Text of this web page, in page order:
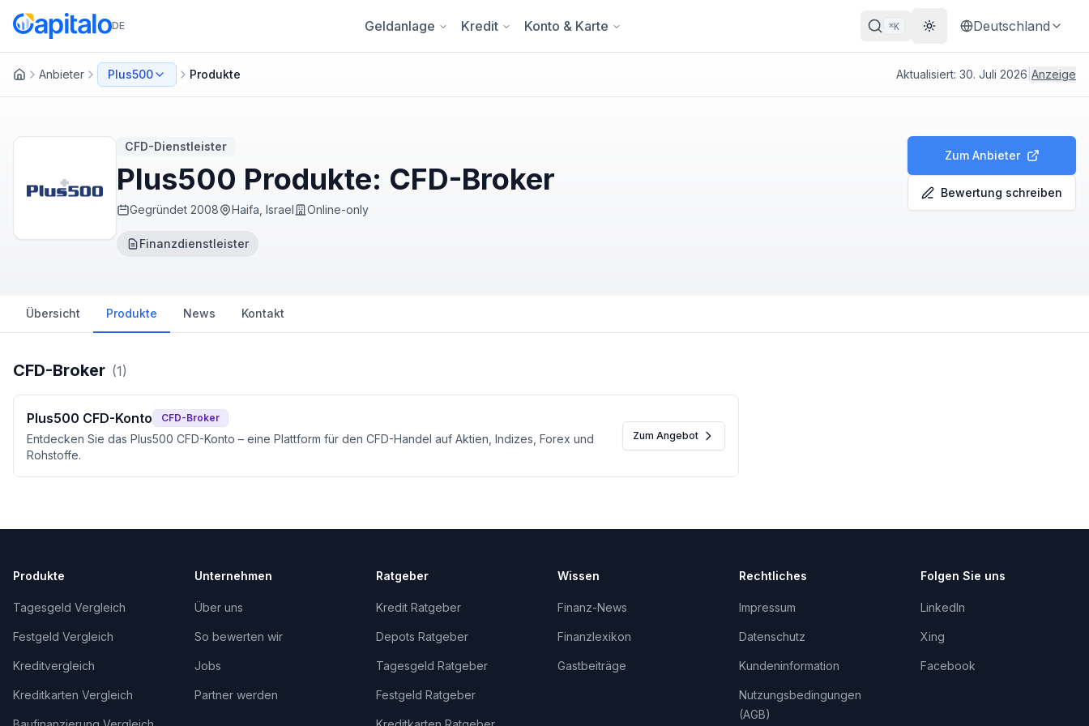
DE Geldanlage Kredit Konto & Karte ⌘K Theme wechseln
Deutschland
Anbieter Plus500 Produkte Aktualisiert: 30. Juli 2026 Anzeige
CFD-Dienstleister
Plus500 Produkte: CFD-Broker
Gegründet 2008 Haifa, Israel Online-only
Finanzdienstleister
Zum Anbieter
Bewertung schreiben
Übersicht Produkte News Kontakt
CFD-Broker (1)
Plus500 CFD-Konto CFD-Broker
Entdecken Sie das Plus500 CFD-Konto – eine Plattform für den CFD-Handel auf Aktien, Indizes, Forex und
Rohstoffe.
Zum Angebot
Produkte
Tagesgeld Vergleich
Festgeld Vergleich
Kreditvergleich
Kreditkarten Vergleich
Unternehmen
Über uns
So bewerten wir
Jobs
Partner werden
Ratgeber
Kredit Ratgeber
Depots Ratgeber
Tagesgeld Ratgeber
Festgeld Ratgeber
Wissen
Finanz-News
Finanzlexikon
Gastbeiträge
Rechtliches
Impressum
Datenschutz
Kundeninformation
Nutzungsbedingungen
(AGB)
Folgen Sie uns
LinkedIn
Xing
Facebook